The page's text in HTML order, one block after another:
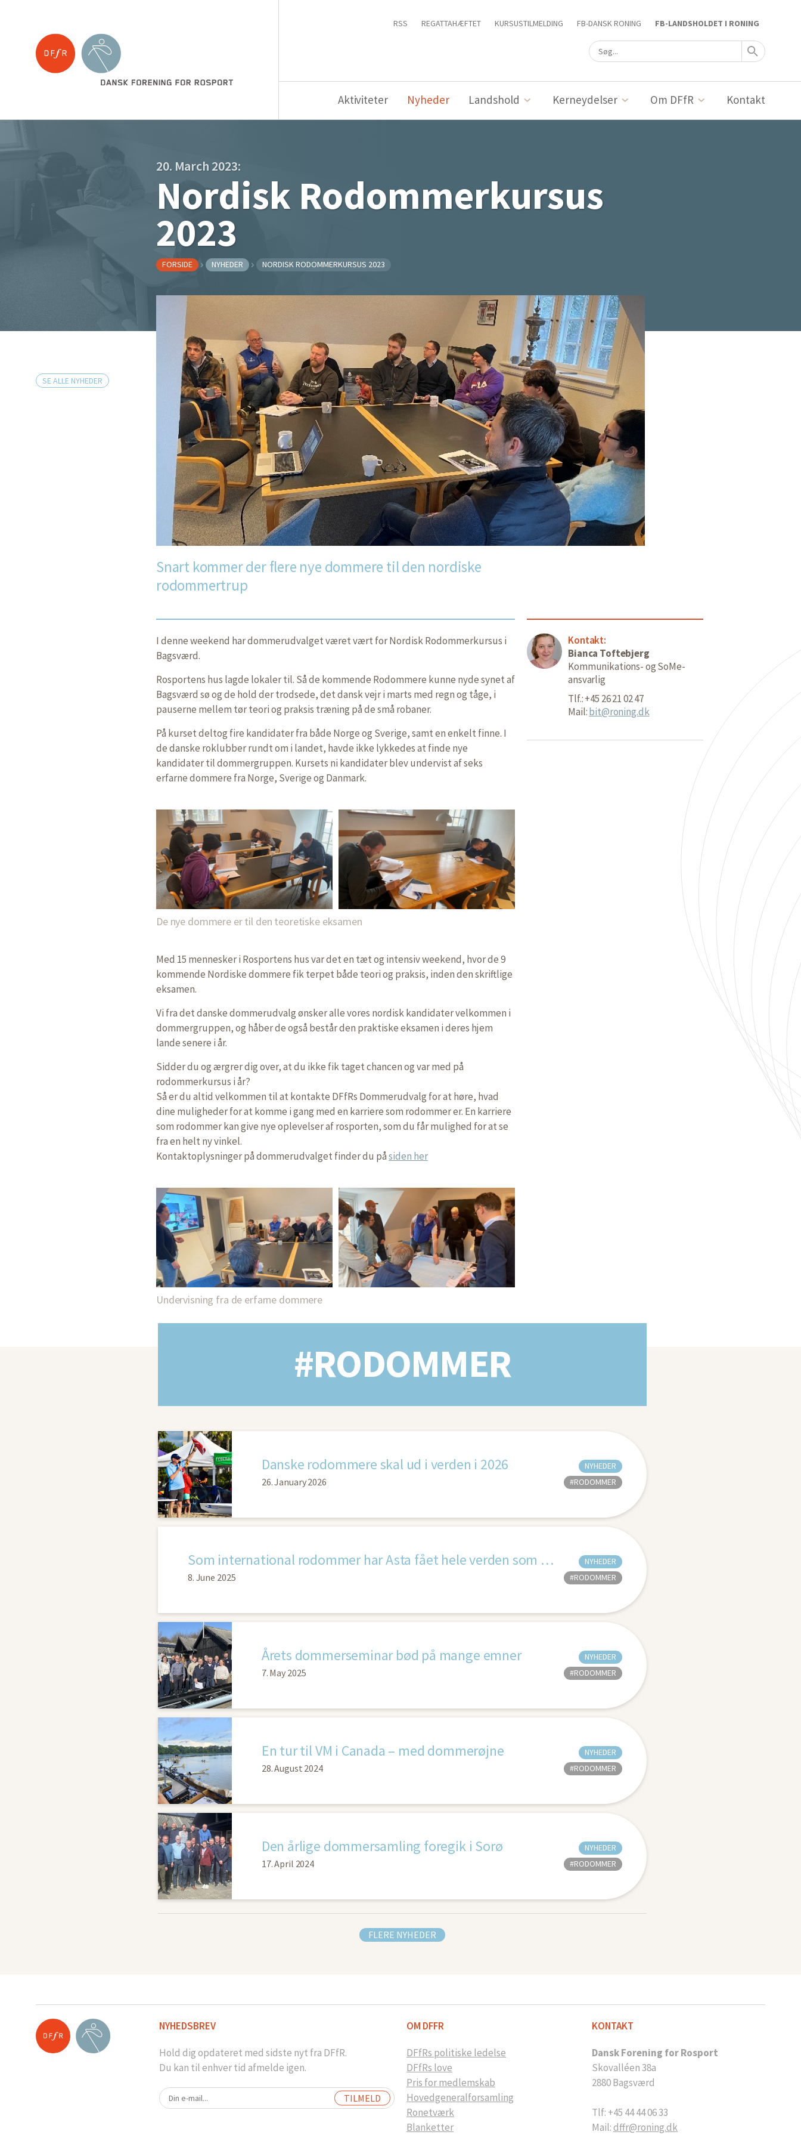
RSS REGATTAHÆFTET KURSUSTILMELDING FB-DANSK RONING FB-LANDSHOLDET I RONING
Aktiviteter Nyheder Landshold Kerneydelser Om DFfR Kontakt
20. March 2023:
Nordisk Rodommerkursus
2023
FORSIDE NYHEDER NORDISK RODOMMERKURSUS 2023
SE ALLE NYHEDER
Snart kommer der flere nye dommere til den nordiske
rodommertrup
I denne weekend har dommerudvalget været vært for Nordisk Rodommerkursus i
Bagsværd.
Rosportens hus lagde lokaler til. Så de kommende Rodommere kunne nyde synet af
Bagsværd sø og de hold der trodsede, det dansk vejr i marts med regn og tåge, i
pauserne mellem tør teori og praksis træning på de små robaner.
På kurset deltog fire kandidater fra både Norge og Sverige, samt en enkelt finne. I
de danske roklubber rundt om i landet, havde ikke lykkedes at finde nye
kandidater til dommergruppen. Kursets ni kandidater blev undervist af seks
erfarne dommere fra Norge, Sverige og Danmark.
De nye dommere er til den teoretiske eksamen
Med 15 mennesker i Rosportens hus var det en tæt og intensiv weekend, hvor de 9
kommende Nordiske dommere fik terpet både teori og praksis, inden den skriftlige
eksamen.
Vi fra det danske dommerudvalg ønsker alle vores nordisk kandidater velkommen i
dommergruppen, og håber de også består den praktiske eksamen i deres hjem
lande senere i år.
Sidder du og ærgrer dig over, at du ikke fik taget chancen og var med på
rodommerkursus i år?
Så er du altid velkommen til at kontakte DFfRs Dommerudvalg for at høre, hvad
dine muligheder for at komme i gang med en karriere som rodommer er. En karriere
som rodommer kan give nye oplevelser af rosporten, som du får mulighed for at se
fra en helt ny vinkel.
Kontaktoplysninger på dommerudvalget finder du påsiden her
Undervisning fra de erfarne dommere
Kontakt:
Bianca Toftebjerg
Kommunikations- og SoMe-
ansvarlig
Tlf.: +45 26 21 02 47
Mail:bit@roning.dk
#RODOMMER
Danske rodommere skal ud i verden i 2026
26. January 2026
NYHEDER
#RODOMMER
Som international rodommer har Asta fået hele verden som arbejdsplads
8. June 2025
NYHEDER
#RODOMMER
Årets dommerseminar bød på mange emner
7. May 2025
NYHEDER
#RODOMMER
En tur til VM i Canada – med dommerøjne
28. August 2024
NYHEDER
#RODOMMER
Den årlige dommersamling foregik i Sorø
17. April 2024
NYHEDER
#RODOMMER
FLERE NYHEDER
NYHEDSBREV
Hold dig opdateret med sidste nyt fra DFfR.
Du kan til enhver tid afmelde igen.
OM DFFR
DFfRs politiske ledelse
DFfRs love
Pris for medlemskab
Hovedgeneralforsamling
Ronetværk
Blanketter
KONTAKT
Dansk Forening for Rosport
Skovalléen 38a
2880 Bagsværd
Tlf: +45 44 44 06 33
Mail:dffr@roning.dk